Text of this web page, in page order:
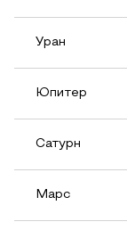
Уран
Юпитер
Сатурн
Марс